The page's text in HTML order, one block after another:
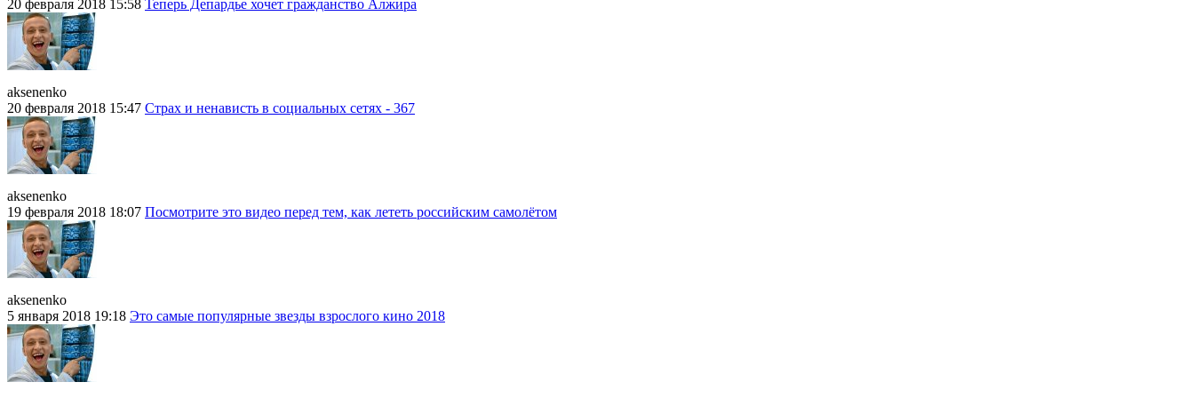
20 февраля 2018 15:58 Теперь Депардье хочет гражданство Алжира
aksenenko
20 февраля 2018 15:47 Страх и ненависть в социальных сетях - 367
aksenenko
19 февраля 2018 18:07 Посмотрите это видео перед тем, как лететь российским самолётом
aksenenko
5 января 2018 19:18 Это самые популярные звезды взрослого кино 2018